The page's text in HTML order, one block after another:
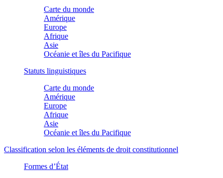
Carte du monde
Amérique
Europe
Afrique
Asie
Océanie et îles du Pacifique
Statuts linguistiques
Carte du monde
Amérique
Europe
Afrique
Asie
Océanie et îles du Pacifique
Classification selon les éléments de droit constitutionnel
Formes d’État